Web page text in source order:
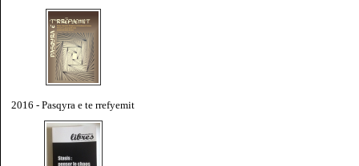
2016 - Pasqyra e te rrefyemit